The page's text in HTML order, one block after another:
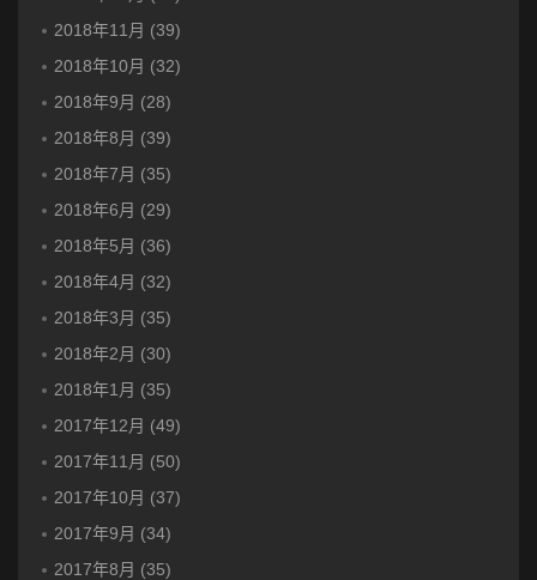
2018年11月 (39)
2018年10月 (32)
2018年9月 (28)
2018年8月 (39)
2018年7月 (35)
2018年6月 (29)
2018年5月 (36)
2018年4月 (32)
2018年3月 (35)
2018年2月 (30)
2018年1月 (35)
2017年12月 (49)
2017年11月 (50)
2017年10月 (37)
2017年9月 (34)
2017年8月 (35)